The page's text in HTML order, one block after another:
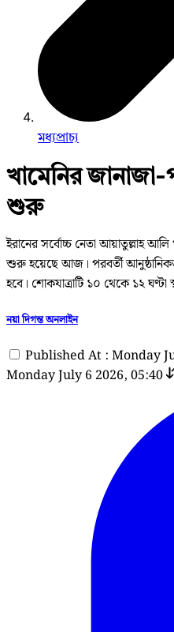
মধ্যপ্রাচ্য
খামেনির জানাজা-
শুরু
ইরানের সর্বোচ্চ নেতা আয়াতুল্লাহ আলি
শুরু হয়েছে আজ। পরবর্তী
হবে। শোকযাত্রাটি ১০ থেকে ১২ ঘণ্টা
নয়া দিগন্ত অনলাইন
Published At : Monday
Monday July 6 2026, 05:40